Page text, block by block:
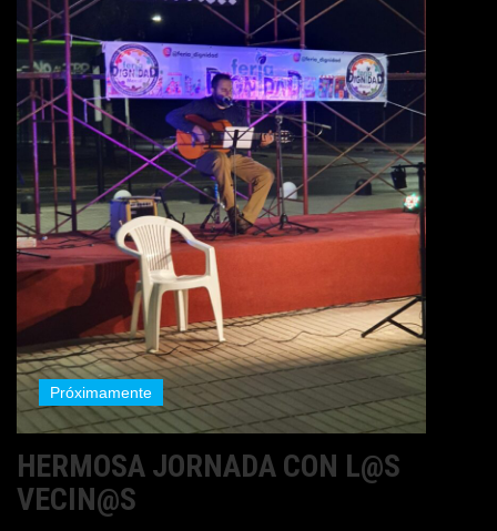
Próximamente
HERMOSA JORNADA CON L@S
VECIN@S